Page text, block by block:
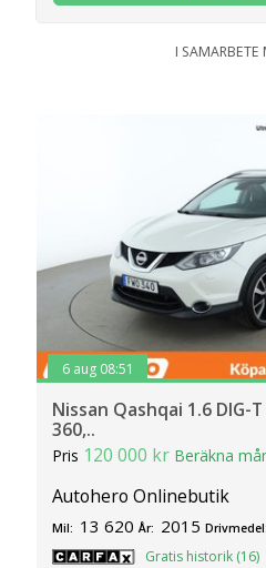
I SAMARBETE
6 aug 08:51
Nissan Qashqai 1.6 DIG-
360,..
Pris 120 000 kr Beräkna
Autohero Onlinebutik
Mil: 13 620 År: 2015 Drivmedel:
Gratis historik (16)